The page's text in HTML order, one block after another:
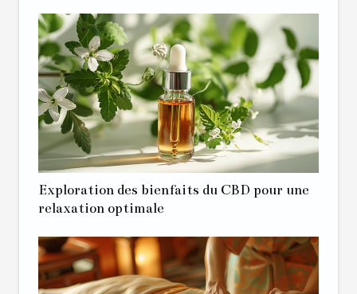
Exploration des bienfaits du CBD pour une
relaxation optimale